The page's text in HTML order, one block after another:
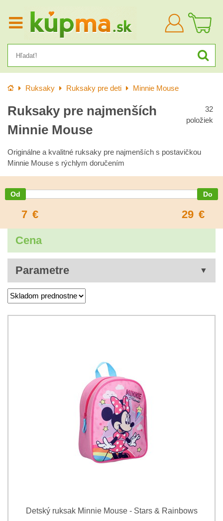
Prihlásiť
sa
Úvod Ruksaky Ruksaky pre deti Minnie Mouse
Ruksaky pre najmenších
Minnie Mouse
32
položiek
Originálne a kvalitné ruksaky pre najmenších s postavičkou
Minnie Mouse s rýchlym doručením
7 € 29 €
Cena
Parametre
Detský ruksak Minnie Mouse - Stars & Rainbows